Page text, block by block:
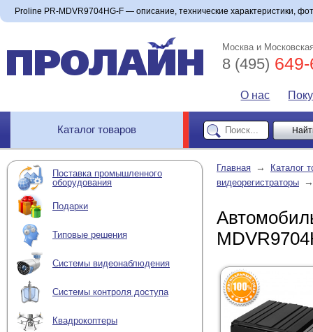
Proline PR-MDVR9704HG-F — описание, технические характеристики,
Москва и
8 (495)
О нас
Каталог товаров
Поставка промышленного
оборудования
Подарки
Типовые решения
Системы видеонаблюдения
Системы контроля доступа
Квадрокоптеры
Главная →
Каталог
видеорегистраторы →